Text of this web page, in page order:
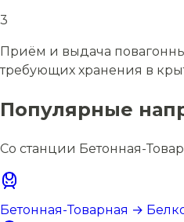
3
Приём и выдача
требующих хранения в
Популярные
Со станции Бетонная-
Бетонная-Товарная →